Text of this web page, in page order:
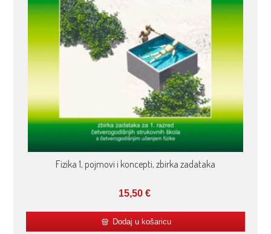
Fizika 1, pojmovi i koncepti, zbirka zadataka
15,50 €
Dodaj u košaricu